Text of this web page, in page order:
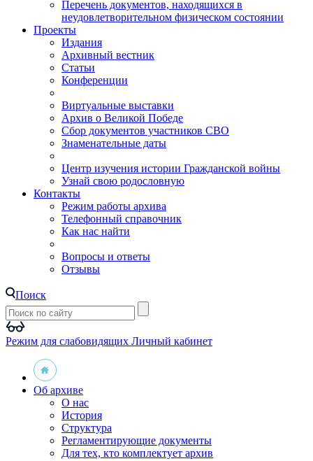
Перечень документов, находящихся в
неудовлетворительном физическом состоянии
Проекты
Издания
Архивный вестник
Статьи
Конференции
Виртуальные выставки
Архив о Великой Победе
Сбор документов участников СВО
Знаменательные даты
Центр изучения истории Гражданской войны
Узнай свою родословную
Контакты
Режим работы архива
Телефонный справочник
Как нас найти
Вопросы и ответы
Отзывы
Поиск
Режим для слабовидящих Личный кабинет
Об архиве
О нас
История
Структура
Регламентирующие документы
Для тех, кто комплектует архив